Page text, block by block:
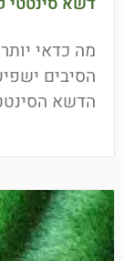
מה כדאי
הסיבים
הדשא